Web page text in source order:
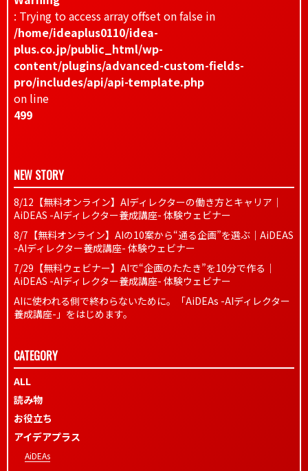
: Trying to access array offset on false in
/home/ideaplus0110/idea-
plus.co.jp/public_html/wp-
content/plugins/advanced-custom-fields-
pro/includes/api/api-template.php
on line
499
NEW STORY
8/12【無料オンライン】AIディレクターの働き方とキャリア｜
AiDEAS -AIディレクター養成講座- 体験ウェビナー
8/7【無料オンライン】AIの10案から“通る企画”を選ぶ｜AiDEAS
-AIディレクター養成講座- 体験ウェビナー
7/29【無料ウェビナー】AIで“企画のたたき”を10分で作る｜
AiDEAS -AIディレクター養成講座- 体験ウェビナー
AIに使われる側で終わらないために。「AiDEAs -AIディレクター
養成講座-」をはじめます。
CATEGORY
ALL
読み物
お役立ち
アイデアプラス
AiDEAs